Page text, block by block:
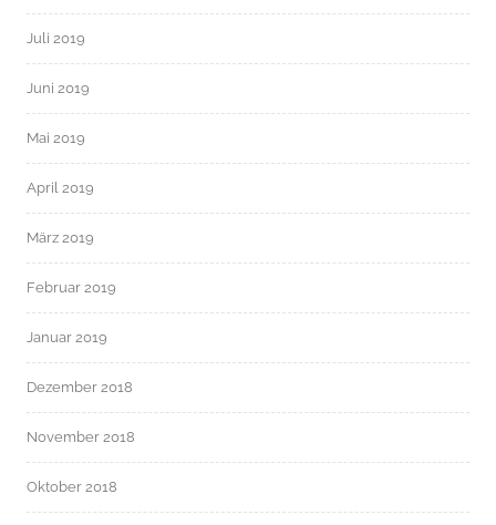
Juli 2019
Juni 2019
Mai 2019
April 2019
März 2019
Februar 2019
Januar 2019
Dezember 2018
November 2018
Oktober 2018